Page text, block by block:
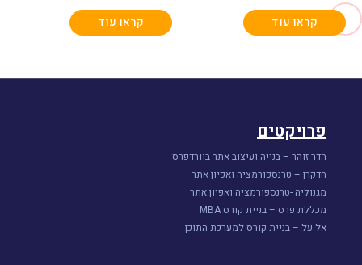
קראו עוד קראו עוד
פרויקטים
הדר זוהר – בנייה ועיצוב אתר בוורדפרס
חדקרן – טרנספורמציה ואפיון אתר
מגנוליה -טרנספורמציה ואפיון אתר
מכללת פרס – בניית קורס MBA
אל על – בניית קורס למערכת התוכן